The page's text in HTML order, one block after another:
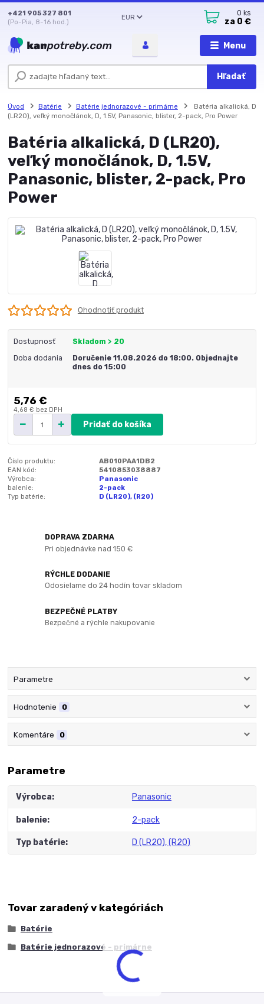
Menu
EUR
Hľadať
+421 905 327 801
(Po-Pia, 8-16 hod.)
0 ks
za 0 €
Úvod Batérie Batérie jednorazové - primárne
Batéria alkalická, D
(LR20), veľký monočlánok, D, 1.5V, Panasonic, blister, 2-pack, Pro Power
Batéria alkalická, D (LR20),
veľký monočlánok, D, 1.5V,
Panasonic, blister, 2-pack, Pro
Power
Ohodnotiť produkt
Dostupnosť Skladom > 20
Doba dodania
Doručenie 11.08.2026 do 18:00. Objednajte
dnes do 15:00
5,76 €
4,68 € bez DPH
Pridať do košíka
Číslo produktu:
AB010PAA1DB2
EAN kód:
5410853038887
Výrobca:
Panasonic
balenie:
2-pack
Typ batérie:
D (LR20), (R20)
DOPRAVA ZDARMA
Pri objednávke nad 150 €
RÝCHLE DODANIE
Odosielame do 24 hodín tovar skladom
BEZPEČNÉ PLATBY
Bezpečné a rýchle nakupovanie
Parametre
Hodnotenie 0
Komentáre 0
Parametre
Výrobca Panasonic
balenie 2-pack
Typ batérie D (LR20), (R20)
Tovar zaradený v kategóriách
Batérie
Batérie jednorazové - primárne